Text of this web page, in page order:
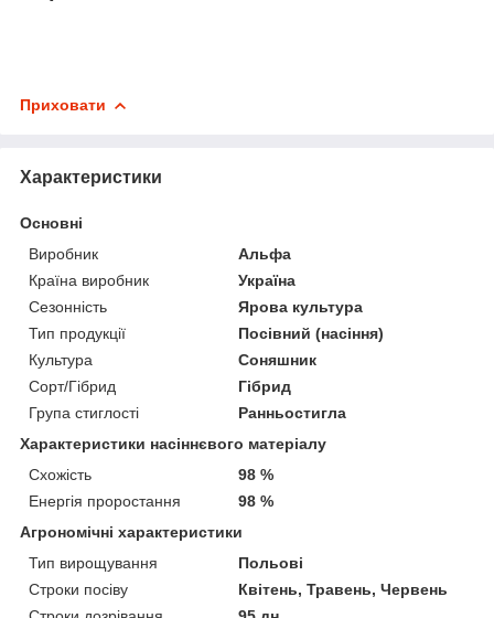
Приховати
Характеристики
Основні
Виробник
Альфа
Країна виробник
Україна
Сезонність
Ярова культура
Тип продукції
Посівний (насіння)
Культура
Соняшник
Сорт/Гібрид
Гібрид
Група стиглості
Ранньостигла
Характеристики насіннєвого матеріалу
Схожість
98 %
Енергія проростання
98 %
Агрономічні характеристики
Тип вирощування
Польові
Строки посіву
Квітень, Травень, Червень